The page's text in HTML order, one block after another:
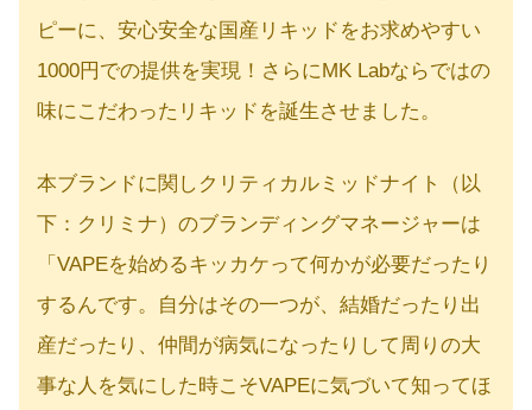
ピーに、安心安全な国産リキッドをお求めやすい
1000円での提供を実現！さらにMK Labならではの
味にこだわったリキッドを誕生させました。
本ブランドに関しクリティカルミッドナイト（以
下：クリミナ）のブランディングマネージャーは
「VAPEを始めるキッカケって何かが必要だったり
するんです。自分はその一つが、結婚だったり出
産だったり、仲間が病気になったりして周りの大
事な人を気にした時こそVAPEに気づいて知ってほ